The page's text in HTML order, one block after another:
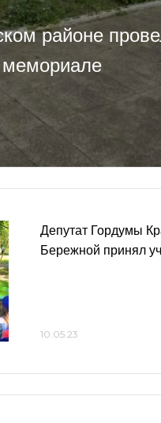
районе
мемориале
Депутат Гордумы
Бережной принял
10.05.23